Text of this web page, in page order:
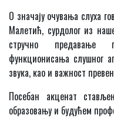
О значају очувања слуха
Малетић, сурдолог из
стручно предавање
функционисања слушног
звука, као и важност
Посебан акценат
образовању и будућем